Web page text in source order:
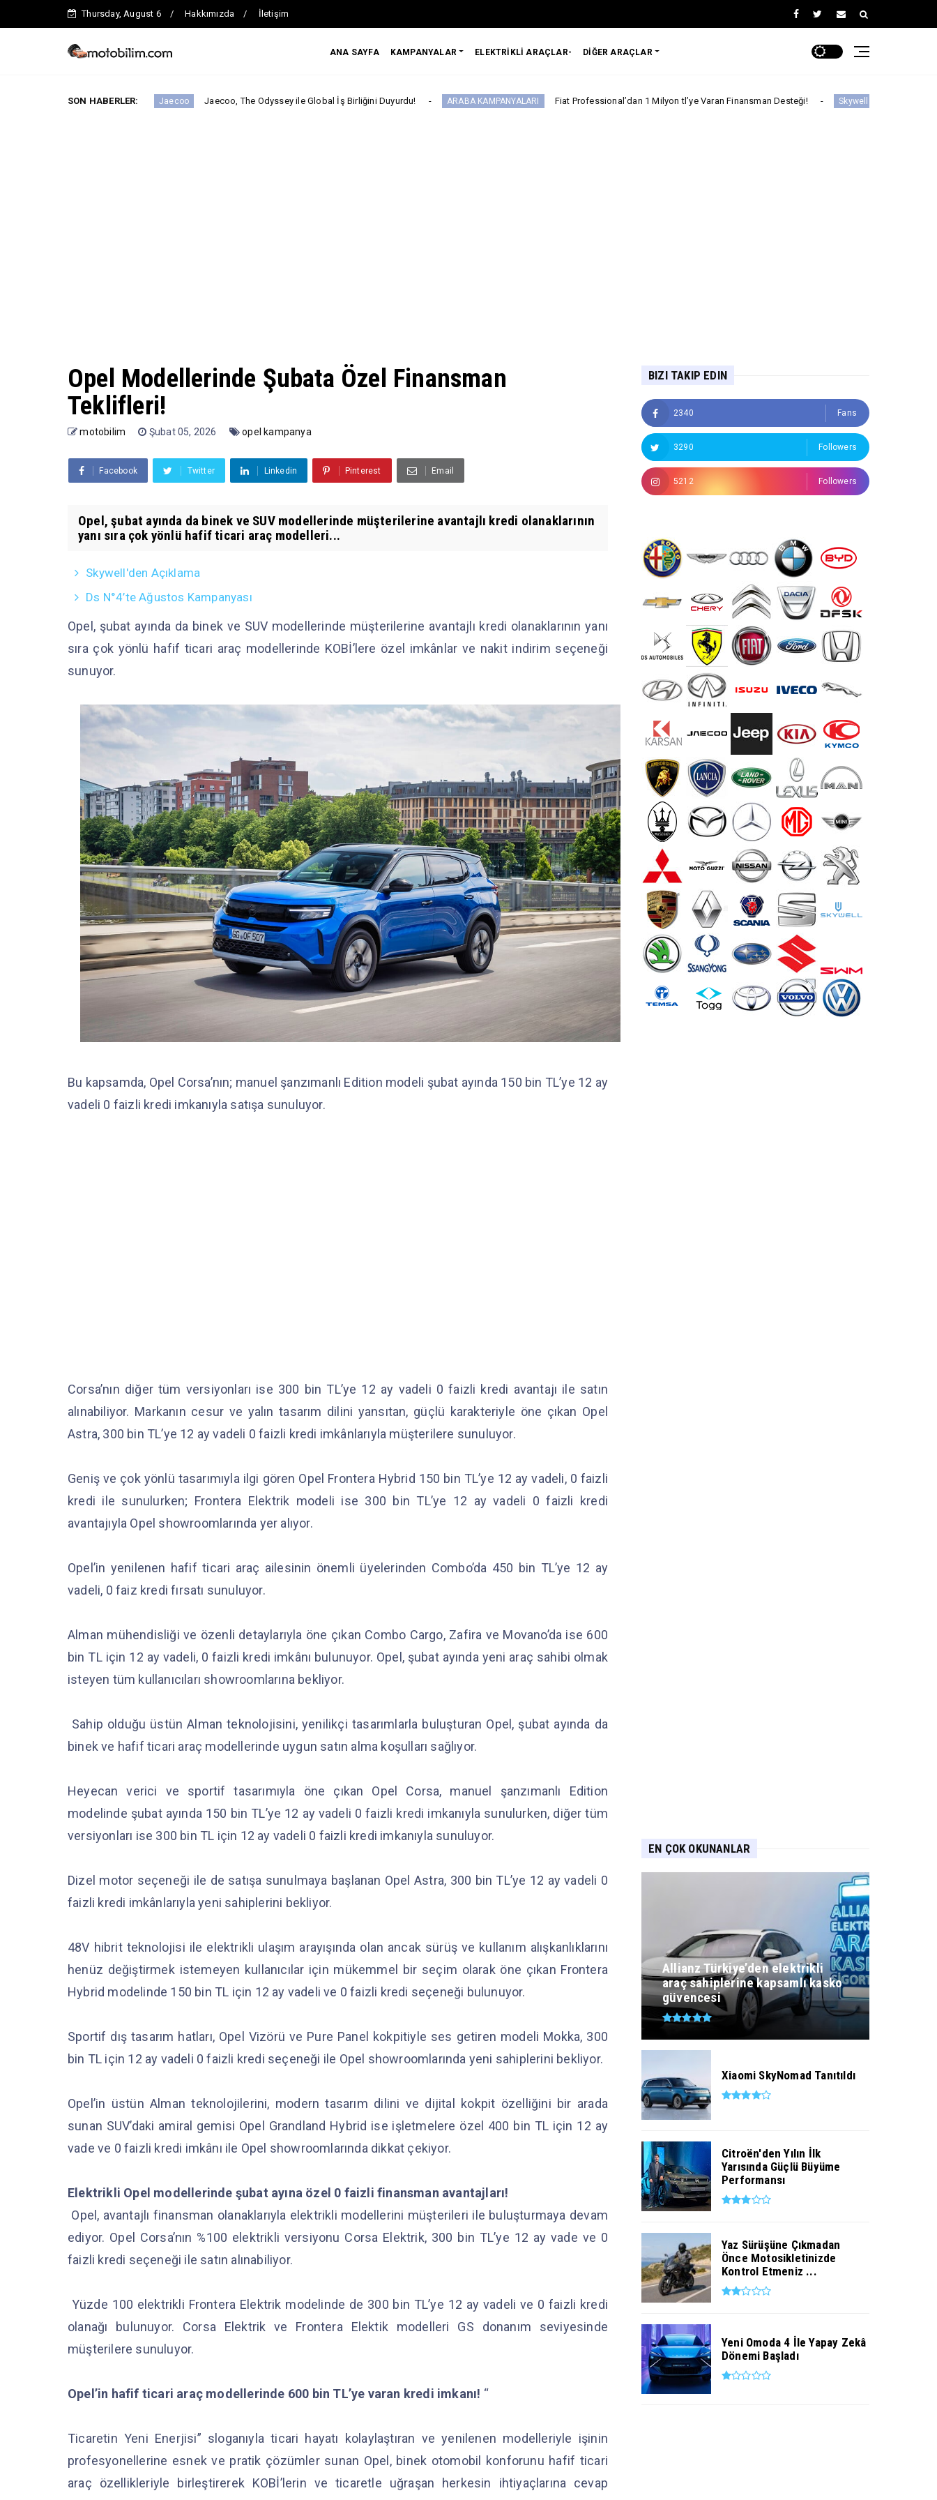
Thursday, August 6 Hakkımızda İletişim
ANA SAYFA KAMPANYALAR ELEKTRİKLİ ARAÇLAR- DİĞER ARAÇLAR
SON HABERLER:
Jaecoo Jaecoo, The Odyssey ile Global İş Birliğini Duyurdu! ARABA KAMPANYALARI Fiat Professional’dan 1 Milyon tl’ye Varan Finansman Desteği! Skywell Skywell'den Açıklama
Opel Modellerinde Şubata Özel Finansman
Teklifleri!
motobilim Şubat 05, 2026 opel kampanya
Facebook Twitter Linkedin Pinterest Email
Opel, şubat ayında da binek ve SUV modellerinde müşterilerine avantajlı kredi olanaklarının
yanı sıra çok yönlü hafif ticari araç modelleri...
Skywell'den Açıklama
Ds N°4’te Ağustos Kampanyası
Opel, şubat ayında da binek ve SUV modellerinde müşterilerine avantajlı kredi olanaklarının yanı
sıra çok yönlü hafif ticari araç modellerinde KOBİ’lere özel imkânlar ve nakit indirim seçeneği
sunuyor.
Bu kapsamda, Opel Corsa’nın; manuel şanzımanlı Edition modeli şubat ayında 150 bin TL’ye 12 ay
vadeli 0 faizli kredi imkanıyla satışa sunuluyor.
Corsa’nın diğer tüm versiyonları ise 300 bin TL’ye 12 ay vadeli 0 faizli kredi avantajı ile satın
alınabiliyor. Markanın cesur ve yalın tasarım dilini yansıtan, güçlü karakteriyle öne çıkan Opel
Astra, 300 bin TL’ye 12 ay vadeli 0 faizli kredi imkânlarıyla müşterilere sunuluyor.
Geniş ve çok yönlü tasarımıyla ilgi gören Opel Frontera Hybrid 150 bin TL’ye 12 ay vadeli, 0 faizli
kredi ile sunulurken; Frontera Elektrik modeli ise 300 bin TL’ye 12 ay vadeli 0 faizli kredi
avantajıyla Opel showroomlarında yer alıyor.
Opel’in yenilenen hafif ticari araç ailesinin önemli üyelerinden Combo’da 450 bin TL’ye 12 ay
vadeli, 0 faiz kredi fırsatı sunuluyor.
Alman mühendisliği ve özenli detaylarıyla öne çıkan Combo Cargo, Zafira ve Movano’da ise 600
bin TL için 12 ay vadeli, 0 faizli kredi imkânı bulunuyor. Opel, şubat ayında yeni araç sahibi olmak
isteyen tüm kullanıcıları showroomlarına bekliyor.
Sahip olduğu üstün Alman teknolojisini, yenilikçi tasarımlarla buluşturan Opel, şubat ayında da
binek ve hafif ticari araç modellerinde uygun satın alma koşulları sağlıyor.
Heyecan verici ve sportif tasarımıyla öne çıkan Opel Corsa, manuel şanzımanlı Edition
modelinde şubat ayında 150 bin TL’ye 12 ay vadeli 0 faizli kredi imkanıyla sunulurken, diğer tüm
versiyonları ise 300 bin TL için 12 ay vadeli 0 faizli kredi imkanıyla sunuluyor.
Dizel motor seçeneği ile de satışa sunulmaya başlanan Opel Astra, 300 bin TL’ye 12 ay vadeli 0
faizli kredi imkânlarıyla yeni sahiplerini bekliyor.
48V hibrit teknolojisi ile elektrikli ulaşım arayışında olan ancak sürüş ve kullanım alışkanlıklarını
henüz değiştirmek istemeyen kullanıcılar için mükemmel bir seçim olarak öne çıkan Frontera
Hybrid modelinde 150 bin TL için 12 ay vadeli ve 0 faizli kredi seçeneği bulunuyor.
Sportif dış tasarım hatları, Opel Vizörü ve Pure Panel kokpitiyle ses getiren modeli Mokka, 300
bin TL için 12 ay vadeli 0 faizli kredi seçeneği ile Opel showroomlarında yeni sahiplerini bekliyor.
Opel’in üstün Alman teknolojilerini, modern tasarım dilini ve dijital kokpit özelliğini bir arada
sunan SUV’daki amiral gemisi Opel Grandland Hybrid ise işletmelere özel 400 bin TL için 12 ay
vade ve 0 faizli kredi imkânı ile Opel showroomlarında dikkat çekiyor.
Elektrikli Opel modellerinde şubat ayına özel 0 faizli finansman avantajları!
Opel, avantajlı finansman olanaklarıyla elektrikli modellerini müşterileri ile buluşturmaya devam
ediyor. Opel Corsa’nın %100 elektrikli versiyonu Corsa Elektrik, 300 bin TL’ye 12 ay vade ve 0
faizli kredi seçeneği ile satın alınabiliyor.
Yüzde 100 elektrikli Frontera Elektrik modelinde de 300 bin TL’ye 12 ay vadeli ve 0 faizli kredi
olanağı bulunuyor. Corsa Elektrik ve Frontera Elektik modelleri GS donanım seviyesinde
müşterilere sunuluyor.
Opel’in hafif ticari araç modellerinde 600 bin TL’ye varan kredi imkanı! “
Ticaretin Yeni Enerjisi” sloganıyla ticari hayatı kolaylaştıran ve yenilenen modelleriyle işinin
profesyonellerine esnek ve pratik çözümler sunan Opel, binek otomobil konforunu hafif ticari
araç özellikleriyle birleştirerek KOBİ’lerin ve ticaretle uğraşan herkesin ihtiyaçlarına cevap
BIZI TAKIP EDIN
2340 Fans
3290 Followers
5212 Followers
EN ÇOK OKUNANLAR
Allianz Türkiye’den elektrikli
araç sahiplerine kapsamlı kasko
güvencesi
Xiaomi SkyNomad Tanıtıldı
Citroën'den Yılın İlk
Yarısında Güçlü Büyüme
Performansı
Yaz Sürüşüne Çıkmadan
Önce Motosikletinizde
Kontrol Etmeniz ...
Yeni Omoda 4 İle Yapay Zekâ
Dönemi Başladı